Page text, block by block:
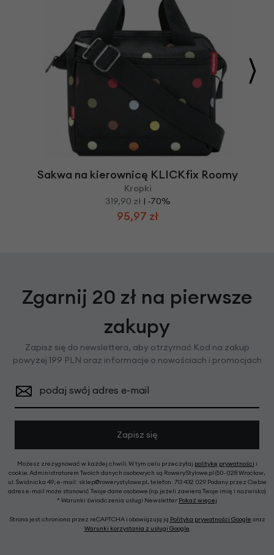
Sakwa na kierownicę KLICKfix Roomy
Kropki
319,90 zł | -70%
95,97 zł
Zgarnij 20 zł na pierwsze
zakupy
Zapisz się do newslettera, aby otrzymać Kod na zakup
powyżej 199 PLN oraz informacje o nowościach i promocjach
podaj swój adres e-mail
Zapisz się
Możesz zrezygnować w każdej chwili. W tym celu przeczytaj politykę prywatności i
cookie. Administratorem Twoich danych osobowych są RoweryStylowe.pl (50-028 Wrocław,
ul. Świdnicka 49; e-mail: sklep@rowerystylowe.pl, telefon: 713 432 029. Podany przez Ciebie
adres e-mail może stanowić Twoje dane osobowe (np. jeżeli zawiera Twoje imię i nazwisko).
* Warunki świadczenia usługi Newsletter Pokaż więcej
Strona jest chroniona przez reCAPTCHA i obowiązują ją Polityka prywatności Google oraz
Warunki korzystania z usługi Google